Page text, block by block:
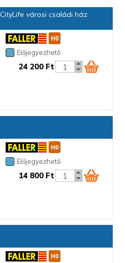
városi családi ház
Előjegyezhető
24 200 Ft
Előjegyezhető
14 800 Ft